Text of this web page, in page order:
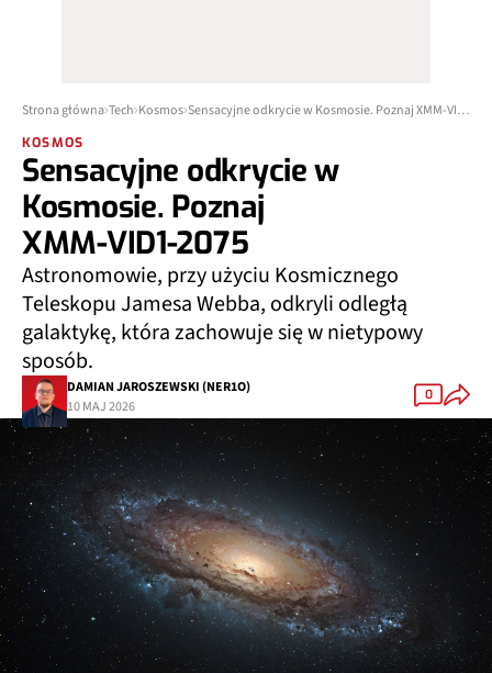
Strona główna Tech Kosmos Sensacyjne odkrycie w Kosmosie. Poznaj XMM‑VID1‑2075
KOSMOS
Sensacyjne odkrycie w
Kosmosie. Poznaj
XMM‑VID1‑2075
Astronomowie, przy użyciu Kosmicznego
Teleskopu Jamesa Webba, odkryli odległą
galaktykę, która zachowuje się w nietypowy
sposób.
DAMIAN JAROSZEWSKI (NER1O)
10 MAJ 2026
0